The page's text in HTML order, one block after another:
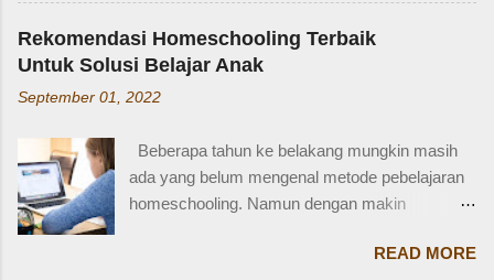
keluarga. Contohnya, dalam bahasa Inggris:
Ayah = Father Ibu = Mother Kakak laki-laki =
Older brother Adik perempuan = Younger sister
Paman = Uncle Bibi = Aunt Sepupu perempuan
Seringkali, kita hanya menggunakan "cousin"
tanpa membed...
untuk pengendara apa ya? Mengenal SIM D,
Persayaratan dan Cara Membuatnya
Berdasarkan webstite resmi humas.polri.go.id,
SIM D khusus dibuat untuk pengendara dengan
Disabiltas juga adalah manusia biasa yang
berhak berkendara untuk melakukan
aktifitasnya seperti mencari nafkah, menuntut
memfasilitasi dengan SIM khusus sesuai
Rekomendasi Homeschooling Terbaik
Untuk Solusi Belajar Anak
September 01, 2022
Beberapa tahun ke belakang mungkin masih
ada yang belum mengenal metode pebelajaran
homeschooling. Namun dengan makin
ini, homeschooling jadi makin dikenal danREAD MORE